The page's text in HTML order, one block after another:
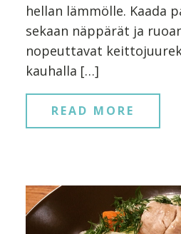
hellan lämmölle. Kaada
sekaan näppärät ja
nopeuttavat
kauhalla […]
READ MORE